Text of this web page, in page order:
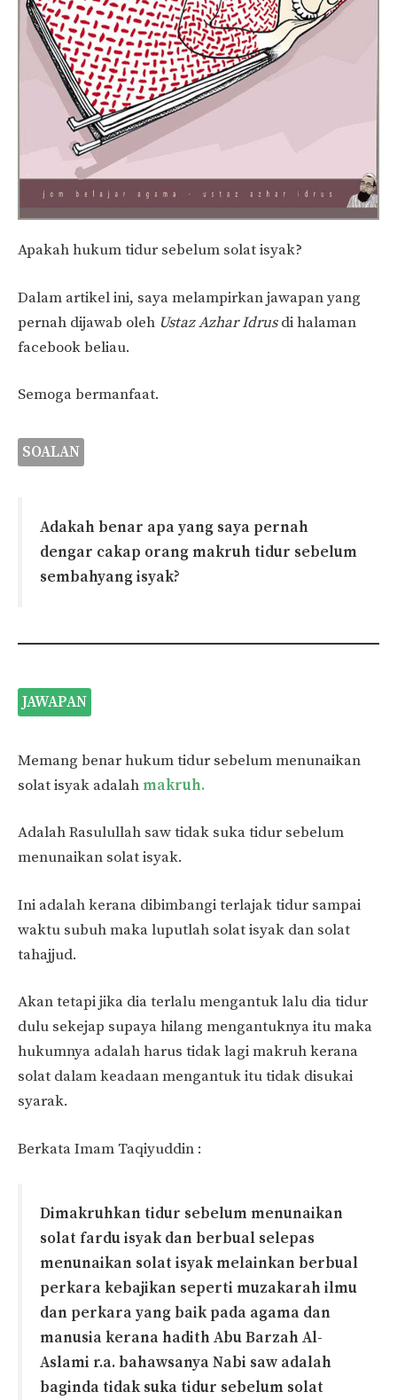
Apakah hukum tidur sebelum solat isyak?
Dalam artikel ini, saya melampirkan jawapan yang
pernah dijawab oleh Ustaz Azhar Idrusdi halaman
facebook beliau.
Semoga bermanfaat.
SOALAN
Adakah benar apa yang saya pernah
dengar cakap orang makruh tidur sebelum
sembahyang isyak?
JAWAPAN
Memang benar hukum tidur sebelum menunaikan
solat isyak adalahmakruh.
Adalah Rasulullah saw tidak suka tidur sebelum
menunaikan solat isyak.
Ini adalah kerana dibimbangi terlajak tidur sampai
waktu subuh maka luputlah solat isyak dan solat
tahajjud.
Akan tetapi jika dia terlalu mengantuk lalu dia tidur
dulu sekejap supaya hilang mengantuknya itu maka
hukumnya adalah harus tidak lagi makruh kerana
solat dalam keadaan mengantuk itu tidak disukai
syarak.
Berkata Imam Taqiyuddin :
Dimakruhkan tidur sebelum menunaikan
solat fardu isyak dan berbual selepas
menunaikan solat isyak melainkan berbual
perkara kebajikan seperti muzakarah ilmu
dan perkara yang baik pada agama dan
manusia kerana hadith Abu Barzah Al-
Aslami r.a. bahawsanya Nabi saw adalah
baginda tidak suka tidur sebelum solat